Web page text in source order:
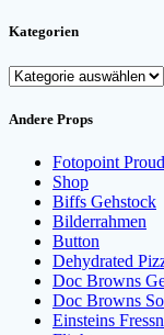
Kategorien
Kategorien
Andere Props
Fotopoint
Shop
Biffs Gehstock
Bilderrahmen
Button
Dehydrated
Doc Browns
Doc Browns
Einsteins